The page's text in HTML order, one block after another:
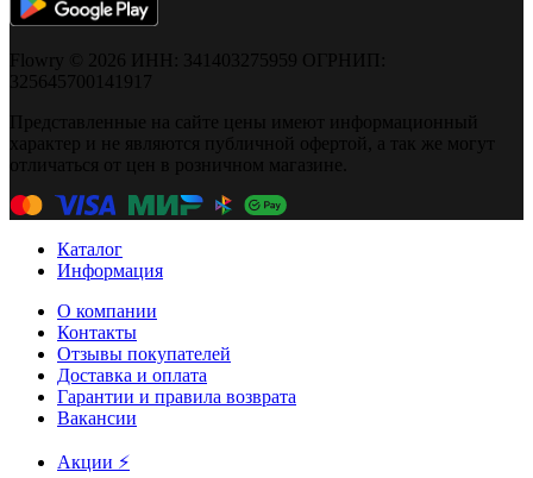
Flowry © 2026 ИНН: 341403275959 ОГРНИП:
325645700141917
Представленные на сайте цены имеют информационный
характер и не являются публичной офертой, а так же могут
отличаться от цен в розничном магазине.
Каталог
Информация
О компании
Контакты
Отзывы покупателей
Доставка и оплата
Гарантии и правила возврата
Вакансии
Акции ⚡️